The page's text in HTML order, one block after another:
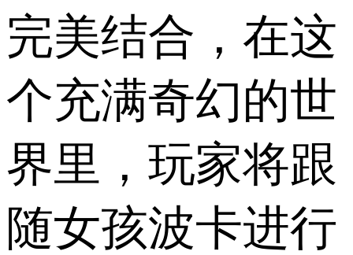
完美结合，在这
个充满奇幻的世
界里，玩家将跟
随女孩波卡进行